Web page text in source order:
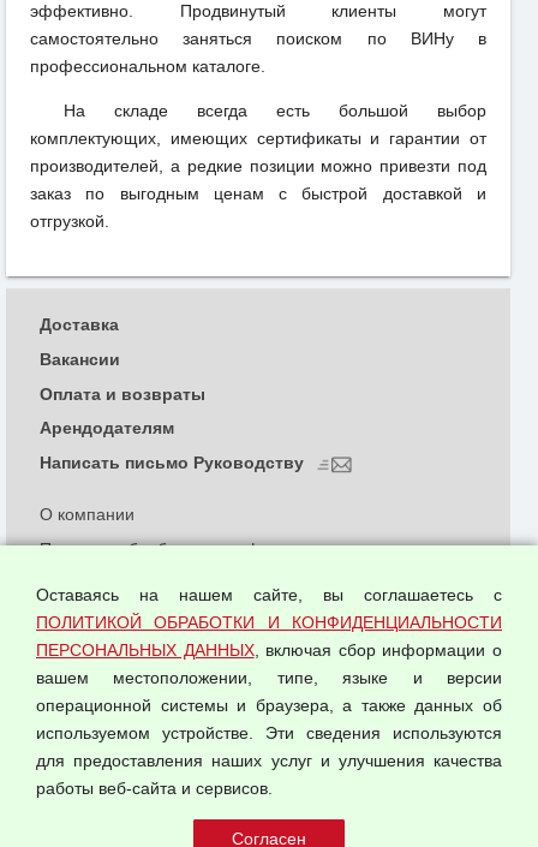
эффективно. Продвинутый клиенты могут
самостоятельно заняться поиском по ВИНу в
профессиональном каталоге.
На складе всегда есть большой выбор
комплектующих, имеющих сертификаты и гарантии от
производителей, а редкие позиции можно привезти под
заказ по выгодным ценам с быстрой доставкой и
отгрузкой.
© 2026 ООО "Феникс"
О компании
Политика обработки и конфиденциальности
Согласием на обработку персональных данных
Оферта оптовой купли-продажи
Публичная оферта
Доставка
Вакансии
Оплата и возвраты
Арендодателям
Написать письмо Руководству
Оставаясь на нашем сайте, вы соглашаетесь с
ПОЛИТИКОЙ ОБРАБОТКИ И КОНФИДЕНЦИАЛЬНОСТИ
ПЕРСОНАЛЬНЫХ ДАННЫХ, включая сбор информации о
вашем местоположении, типе, языке и версии
операционной системы и браузера, а также данных об
используемом устройстве. Эти сведения используются
для предоставления наших услуг и улучшения качества
работы веб-сайта и сервисов.